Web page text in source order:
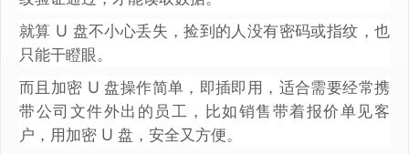
就算 U 盘不小心丢失，捡到的人没有密码或指纹，也
只能干瞪眼。
而且加密 U 盘操作简单，即插即用，适合需要经常携
带公司文件外出的员工，比如销售带着报价单见客
户，用加密 U 盘，安全又方便。